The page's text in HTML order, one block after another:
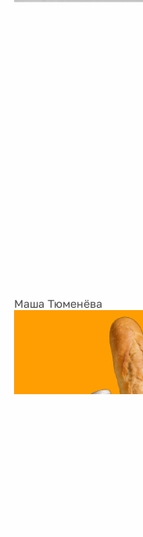
Маша Тюменёва